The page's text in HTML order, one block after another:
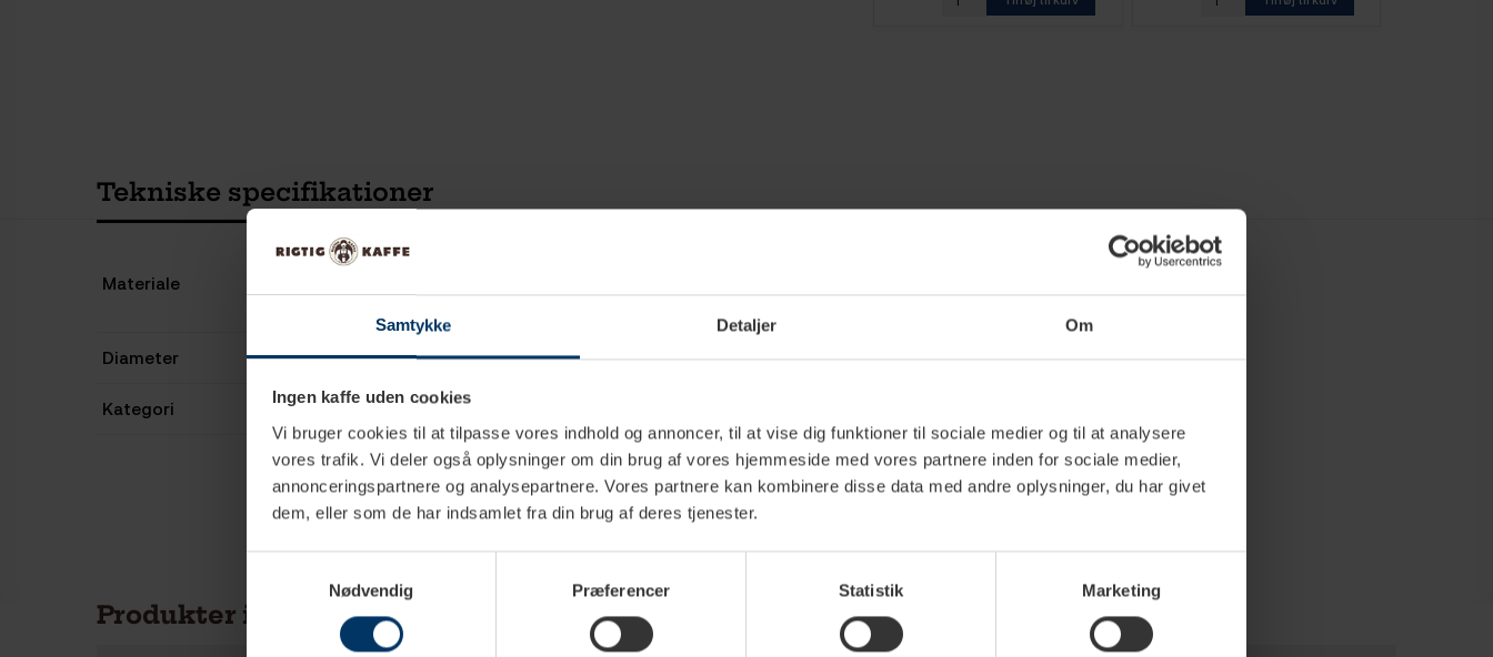
Samtykke Detaljer Om
Ingen kaffe uden cookies
Vi bruger cookies til at tilpasse vores indhold og annoncer, til at vise dig funktioner til sociale medier og til at analysere
vores trafik. Vi deler også oplysninger om din brug af vores hjemmeside med vores partnere inden for sociale medier,
annonceringspartnere og analysepartnere. Vores partnere kan kombinere disse data med andre oplysninger, du har givet
dem, eller som de har indsamlet fra din brug af deres tjenester.
Nødvendig
Præferencer Statistik Marketing
Tekniske specifikationer
Materiale
Diameter 58 mm
Kategori
Produkter i samme kategori